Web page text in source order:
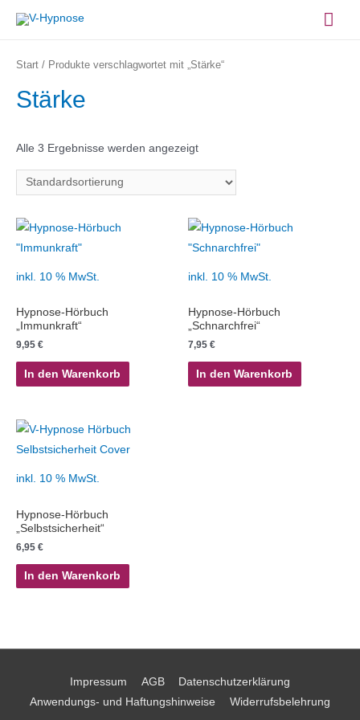
Inhalt
Start / Produkte verschlagwortet mit „Stärke“
Stärke
Alle 3 Ergebnisse werden angezeigt
inkl. 10 % MwSt.
Hypnose-Hörbuch
„Immunkraft“
9,95 €
In den Warenkorb
inkl. 10 % MwSt.
Hypnose-Hörbuch
„Schnarchfrei“
7,95 €
In den Warenkorb
inkl. 10 % MwSt.
Hypnose-Hörbuch
„Selbstsicherheit“
6,95 €
In den Warenkorb
Impressum AGB
Datenschutzerklärung
Anwendungs- und Haftungshinweise
Widerrufsbelehrung